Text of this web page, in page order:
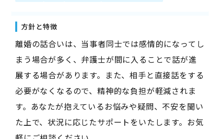
方針と特徴
離婚の話合いは、当事者同士では感情的になってし
まう場合が多く、弁護士が間に入ることで話が進
展する場合があります。また、相手と直接話をする
必要がなくなるので、精神的な負担が軽減されま
す。あなたが抱えているお悩みや疑問、不安を聞い
た上で、状況に応じたサポートをいたします。お気